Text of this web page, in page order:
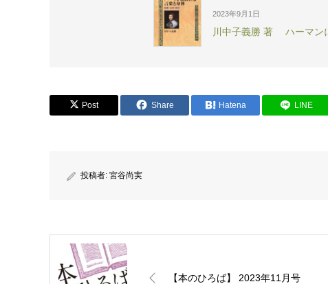
2023年9月1日
川中子義勝 著 ハーマン
Post Share Hatena LINE
投稿者: 宮谷尚実
【本のひろば】 2023年11月号